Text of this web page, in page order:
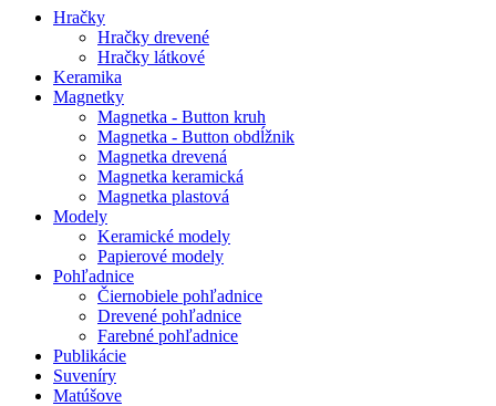
Hračky
Hračky drevené
Hračky látkové
Keramika
Magnetky
Magnetka - Button kruh
Magnetka - Button obdĺžnik
Magnetka drevená
Magnetka keramická
Magnetka plastová
Modely
Keramické modely
Papierové modely
Pohľadnice
Čiernobiele pohľadnice
Drevené pohľadnice
Farebné pohľadnice
Publikácie
Suveníry
Matúšove